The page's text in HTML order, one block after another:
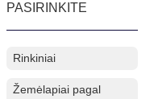
PASIRINKITE
Rinkiniai
Žemėlapiai pagal